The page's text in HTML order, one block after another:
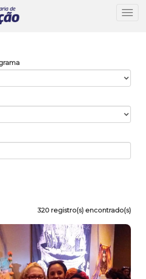
320 registro(s) encontrado(s)